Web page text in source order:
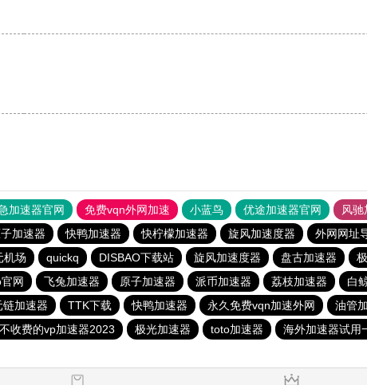
加速器官网 免费vqn外网加速 小蓝鸟 优途加速器官网 风
加速器 快鸭加速器 快柠檬加速器 旋风加速度器 外网网址
机场 quickq DISBAO下载站 旋风加速度器 盘古加速器
网 飞兔加速器 原子加速器 派币加速器 荔枝加速器 白
链加速器 TTK下载 快鸭加速器 永久免费vqn加速外网 油管
收费的vp加速器2023 极光加速器 toto加速器 海外加速器试用